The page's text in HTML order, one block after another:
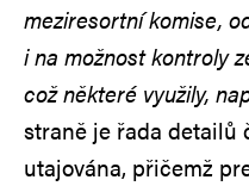
meziresortní komise,
i na možnost kontroly
což některé využily,
straně je řada
utajována, přičemž